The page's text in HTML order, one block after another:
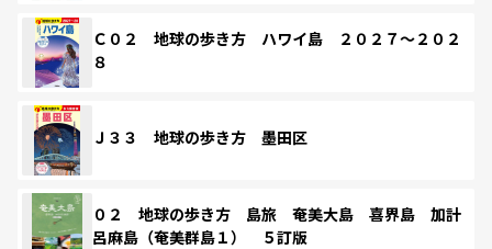
Ｃ０２ 地球の歩き方 ハワイ島 ２０２７～２０２
８
Ｊ３３ 地球の歩き方 墨田区
０２ 地球の歩き方 島旅 奄美大島 喜界島 加計
呂麻島（奄美群島１） ５訂版